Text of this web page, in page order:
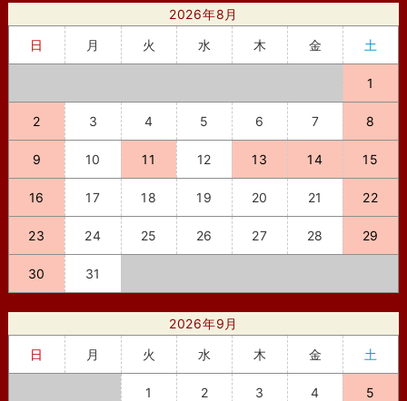
2026年8月
日
月 火 水 木 金 土
1
2 3 4 5 6 7 8
9 10 11 12 13 14 15
16 17 18 19 20 21 22
23 24 25 26 27 28 29
30 31
2026年9月
日
月 火 水 木 金 土
1 2 3 4 5